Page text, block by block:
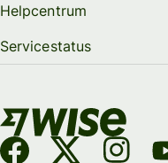
Helpcentrum
Servicestatus